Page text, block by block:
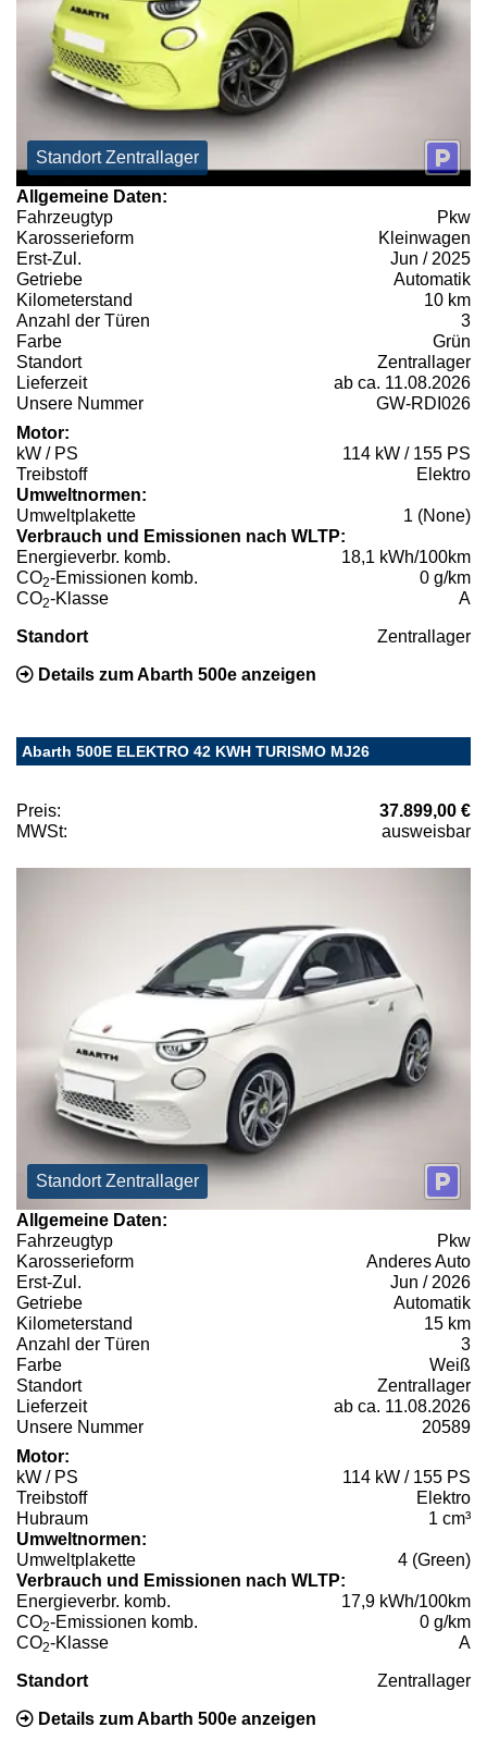
Standort Zentrallager
Allgemeine Daten:
Fahrzeugtyp
Pkw
Karosserieform
Kleinwagen
Erst-Zul.
Jun / 2025
Getriebe
Automatik
Kilometerstand
10 km
Anzahl der Türen
3
Farbe
Grün
Standort
Zentrallager
Lieferzeit
ab ca. 11.08.2026
Unsere Nummer
GW-RDI026
Motor:
kW / PS
114 kW / 155 PS
Treibstoff
Elektro
Umweltnormen:
Umweltplakette
1 (None)
Verbrauch und Emissionen nach WLTP:
Energieverbr. komb.
18,1 kWh/100km
CO2-Emissionen komb.
0 g/km
CO2-Klasse A
Standort Zentrallager
Details zum Abarth 500e anzeigen
Abarth 500E ELEKTRO 42 KWH TURISMO MJ26
Preis:
37.899,00 €
MWSt:
ausweisbar
Standort Zentrallager
Allgemeine Daten:
Fahrzeugtyp
Pkw
Karosserieform
Anderes Auto
Erst-Zul.
Jun / 2026
Getriebe
Automatik
Kilometerstand
15 km
Anzahl der Türen
3
Farbe
Weiß
Standort
Zentrallager
Lieferzeit
ab ca. 11.08.2026
Unsere Nummer
20589
Motor:
kW / PS
114 kW / 155 PS
Treibstoff
Elektro
Hubraum
1 cm³
Umweltnormen:
Umweltplakette
4 (Green)
Verbrauch und Emissionen nach WLTP:
Energieverbr. komb.
17,9 kWh/100km
CO2-Emissionen komb.
0 g/km
CO2-Klasse A
Standort Zentrallager
Details zum Abarth 500e anzeigen